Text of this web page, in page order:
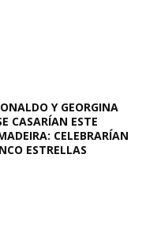
Y GEORGINA
CASARÍAN ESTE
CELEBRARÍAN
ESTRELLAS